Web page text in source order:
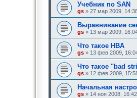
Учебник по SAN
gs » 27 мар 2009,
Выравнивание
gs » 13 мар 2009,
Что такое HBA
gs » 13 фев 2009,
Что такое "bad
gs » 12 фев 2009,
Начальная
gs » 14 ноя 2008, 16:42